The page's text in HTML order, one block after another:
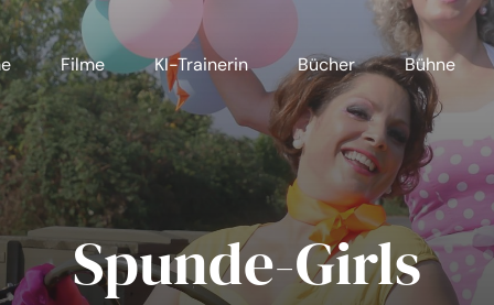
Filme KI-Trainerin Bücher Bühne
Spunde-Girls